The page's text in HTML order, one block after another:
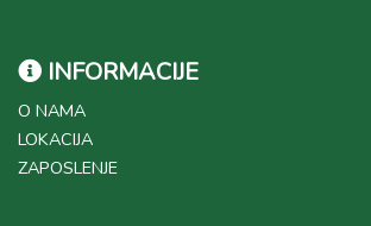
INFORMACIJE
O NAMA
LOKACIJA
ZAPOSLENJE